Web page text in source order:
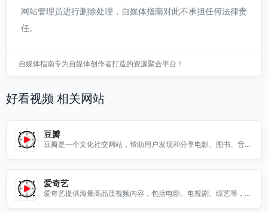
网站管理员进行删除处理，自媒体指南对此不承担任何法律责
任。
自媒体指南专为自媒体创作者打造的资源聚合平台！
好看视频 相关网站
豆瓣
豆瓣是一个文化社交网站，帮助用户发现和分享电影、图书、音乐
爱奇艺
爱奇艺提供海量高品质视频内容，包括电影、电视剧、综艺等，支